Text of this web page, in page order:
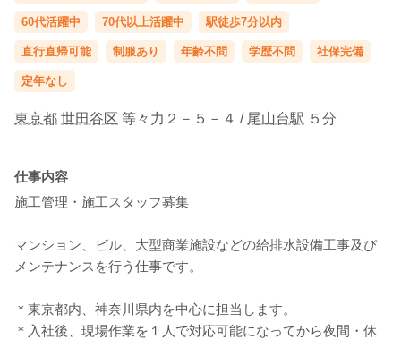
60代活躍中 70代以上活躍中 駅徒歩7分以内
直行直帰可能 制服あり 年齢不問 学歴不問 社保完備
定年なし
東京都 世田谷区 等々力２－５－４ / 尾山台駅 ５分
仕事内容
施工管理・施工スタッフ募集
マンション、ビル、大型商業施設などの給排水設備工事及び
メンテナンスを行う仕事です。
＊東京都内、神奈川県内を中心に担当します。
＊入社後、現場作業を１人で対応可能になってから夜間・休